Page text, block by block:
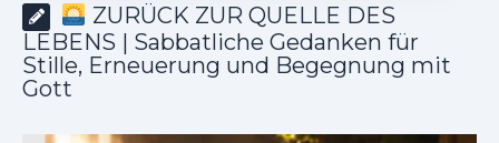
ZURÜCK ZUR QUELLE DES
LEBENS | Sabbatliche Gedanken für
Stille, Erneuerung und Begegnung mit
Gott